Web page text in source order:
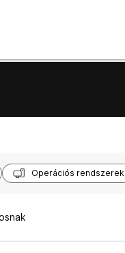
Operációs rendszerek